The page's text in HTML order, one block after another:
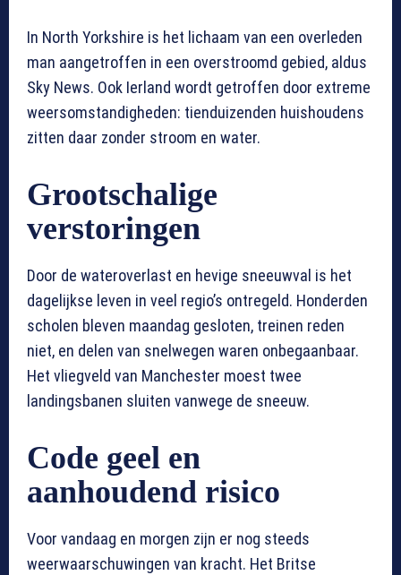
In North Yorkshire is het lichaam van een overleden
man aangetroffen in een overstroomd gebied, aldus
Sky News. Ook Ierland wordt getroffen door extreme
weersomstandigheden: tienduizenden huishoudens
zitten daar zonder stroom en water.
Grootschalige
verstoringen
Door de wateroverlast en hevige sneeuwval is het
dagelijkse leven in veel regio’s ontregeld. Honderden
scholen bleven maandag gesloten, treinen reden
niet, en delen van snelwegen waren onbegaanbaar.
Het vliegveld van Manchester moest twee
landingsbanen sluiten vanwege de sneeuw.
Code geel en
aanhoudend risico
Voor vandaag en morgen zijn er nog steeds
weerwaarschuwingen van kracht. Het Britse